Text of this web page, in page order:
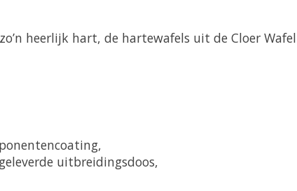
heerlijk hart, de hartewafels uit de Cloer
uitbreidingsdoos,